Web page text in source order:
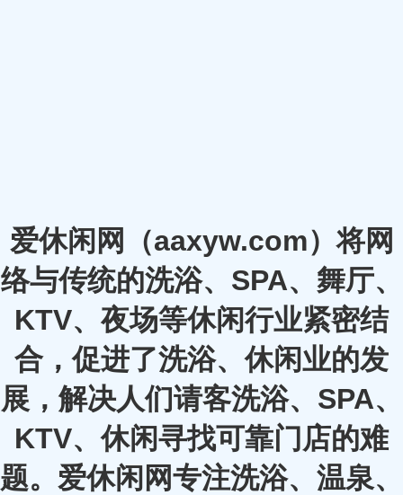
爱休闲网（aaxyw.com）将网
络与传统的洗浴、SPA、舞厅、
KTV、夜场等休闲行业紧密结
合，促进了洗浴、休闲业的发
展，解决人们请客洗浴、SPA、
KTV、休闲寻找可靠门店的难
题。爱休闲网专注洗浴、温泉、